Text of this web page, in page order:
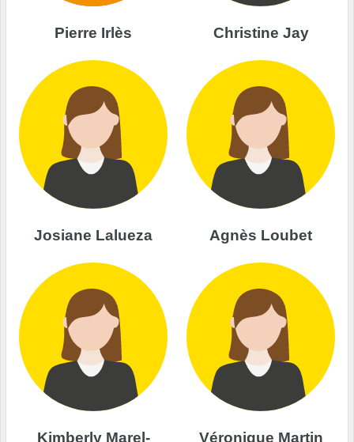
Pierre Irlès Christine Jay
Josiane Lalueza Agnès Loubet
Kimberly Marel-
Véronique Martin